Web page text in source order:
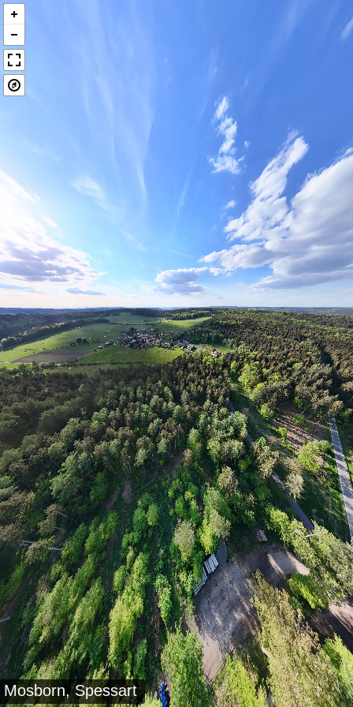
Mosborn, Spessart